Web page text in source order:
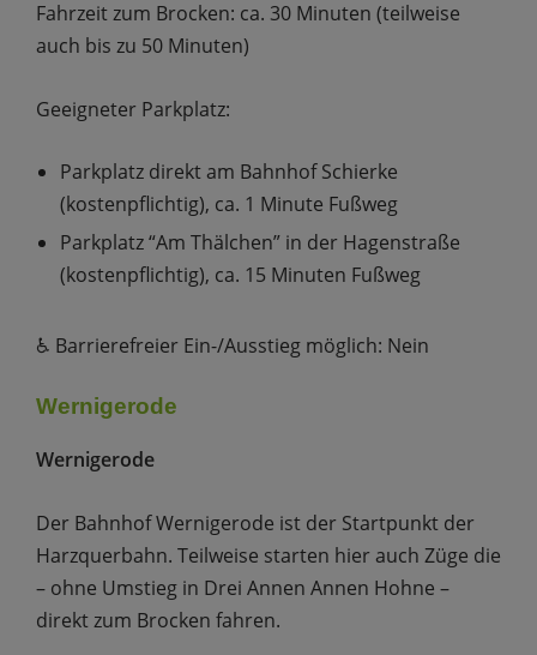
Fahrzeit zum Brocken: ca. 30 Minuten (teilweise
auch bis zu 50 Minuten)
Geeigneter Parkplatz:
Parkplatz direkt am Bahnhof Schierke
(kostenpflichtig), ca. 1 Minute Fußweg
Parkplatz “Am Thälchen” in der Hagenstraße
(kostenpflichtig), ca. 15 Minuten Fußweg
♿️ Barrierefreier Ein-/Ausstieg möglich: Nein
Wernigerode
Wernigerode
Der Bahnhof Wernigerode ist der Startpunkt der
Harzquerbahn. Teilweise starten hier auch Züge die
– ohne Umstieg in Drei Annen Annen Hohne –
direkt zum Brocken fahren.